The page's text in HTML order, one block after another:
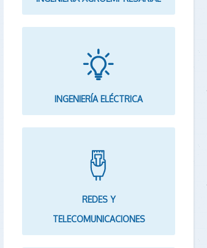
INGENIERÍA ELÉCTRICA
REDES Y
TELECOMUNICACIONES